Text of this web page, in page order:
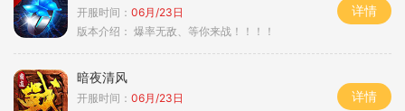
开服时间： 06月/23日
版本介绍： 爆率无敌、等你来战！！！！
详情
暗夜清风
开服时间： 06月/23日
详情